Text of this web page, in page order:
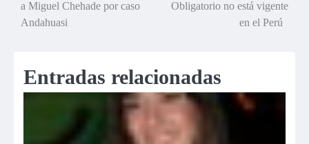
de
a Miguel Chehade por caso
Andahuasi
Obligatorio no está vigente
en el Perú
Entradas relacionadas